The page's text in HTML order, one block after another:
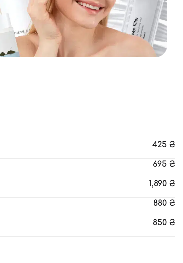
425 ₴
695 ₴
1,890 ₴
880 ₴
850 ₴